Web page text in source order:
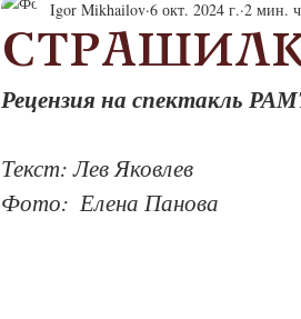
Igor Mikhailov 6 окт. 2024 г. 2 мин.
Рецензия на спектакль
Текст: Лев Яковлев
Фото:  Елена Панова